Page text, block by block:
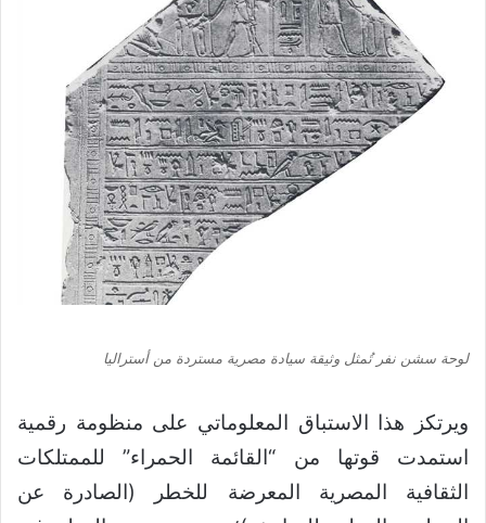
لوحة سشن نفر تُمثل وثيقة سيادة مصرية مستردة من أستراليا
ويرتكز هذا الاستباق المعلوماتي على منظومة رقمية
استمدت قوتها من “القائمة الحمراء” للممتلكات
الثقافية المصرية المعرضة للخطر (الصادرة عن